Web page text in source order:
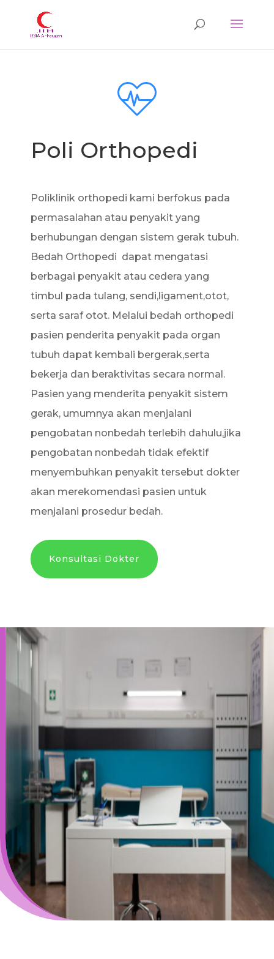
Poli Orthopedi
Poliklinik orthopedi kami berfokus pada
permasalahan atau penyakit yang
berhubungan dengan sistem gerak tubuh.
Bedah Orthopedi dapat mengatasi
berbagai penyakit atau cedera yang
timbul pada tulang, sendi,ligament,otot,
serta saraf otot. Melalui bedah orthopedi
pasien penderita penyakit pada organ
tubuh dapat kembali bergerak,serta
bekerja dan beraktivitas secara normal.
Pasien yang menderita penyakit sistem
gerak, umumnya akan menjalani
pengobatan nonbedah terlebih dahulu,jika
pengobatan nonbedah tidak efektif
menyembuhkan penyakit tersebut dokter
akan merekomendasi pasien untuk
menjalani prosedur bedah.
Konsultasi Dokter